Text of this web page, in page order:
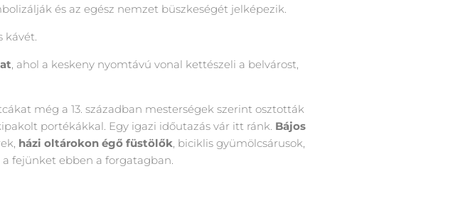
és az egész nemzet büszkeségét jelképezik.
kávét.
, ahol a keskeny nyomtávú vonal kettészeli a belvárost,
még a 13. században mesterségek szerint osztották
portékákkal. Egy igazi időutazás vár itt ránk. Bájos
házi oltárokon égő füstölők, biciklis gyümölcsárusok,
fejünket ebben a forgatagban.